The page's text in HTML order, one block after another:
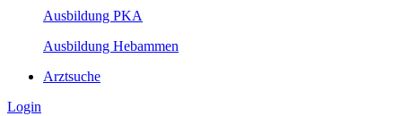
Ausbildung PKA
Ausbildung Hebammen
Arztsuche
Login